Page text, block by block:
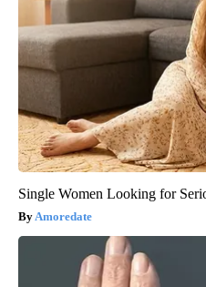
Single Women Looking for
Amoredate